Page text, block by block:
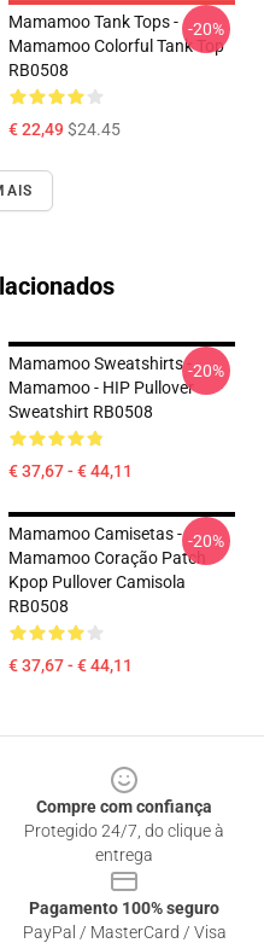
Mamamoo Tank Tops -
Mamamoo Colorful Tank Top
RB0508
€ 22,49$24.45
-20%
Mamamoo Sweatshirts -
Mamamoo - HIP Pullover
Sweatshirt RB0508
€ 37,67 - € 44,11
-20%
Mamamoo Camisetas -
Mamamoo Coração Patch
Kpop Pullover Camisola
RB0508
€ 37,67 - € 44,11
-20%
Compre com confiança
Protegido 24/7, do clique à
entrega
Pagamento 100% seguro
PayPal / MasterCard / Visa